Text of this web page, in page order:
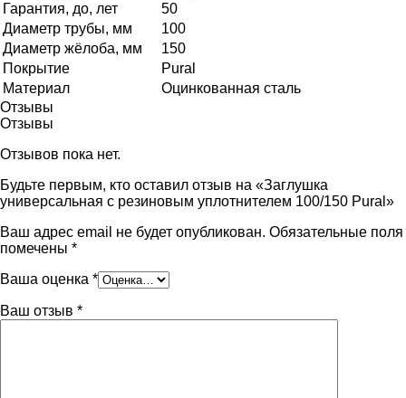
Гарантия, до, лет
50
Диаметр трубы, мм
100
Диаметр жёлоба, мм
150
Покрытие
Pural
Материал
Оцинкованная сталь
Отзывы
Отзывы
Отзывов пока нет.
Будьте первым, кто оставил отзыв на «Заглушка
универсальная с резиновым уплотнителем 100/150 Pural»
Ваш адрес email не будет опубликован. Обязательные поля
помечены *
Ваша оценка *
Ваш отзыв *